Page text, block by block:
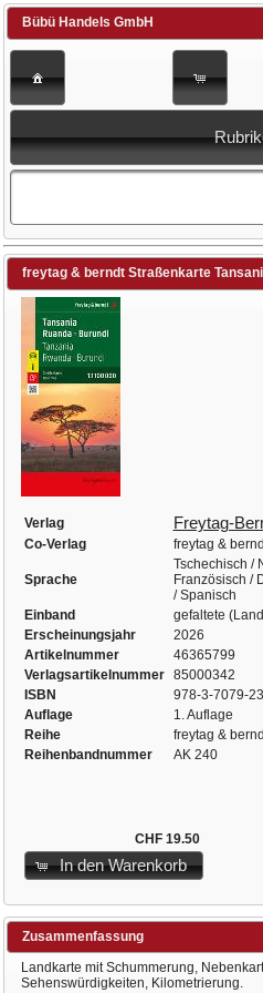
Bübü Handels GmbH
Verlag Freytag-
Co-Verlag freytag &
Sprache
Tschechisch /
Französisch /
/ Spanisch
Einband
gefaltete
Erscheinungsjahr
2026
Artikelnummer
46365799
Verlagsartikelnummer
85000342
ISBN
978-3-7079-
Auflage
1. Auflage
Reihe
freytag &
Reihenbandnummer
AK 240
CHF 19.50
In den Warenkorb
Zusammenfassung
Landkarte mit Schummerung,
Sehenswürdigkeiten, Kilometrierung.